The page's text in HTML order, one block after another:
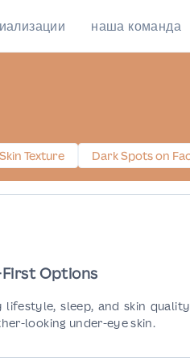
наша команда
Texture Dark Spots on
Options
sleep, and skin
looking under-eye skin.